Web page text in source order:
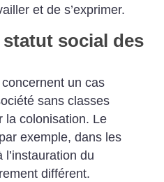
et de s’exprimer.
social des
un cas
sans classes
la colonisation. Le
exemple, dans les
du
différent.